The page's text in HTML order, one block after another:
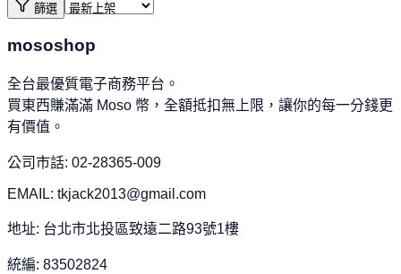
篩選
mososhop
全台最優質電子商務平台。
買東西賺滿滿 Moso 幣，全額抵扣無上限，讓你的每一分錢更
有價值。
公司市話: 02-28365-009
EMAIL: tkjack2013@gmail.com
地址: 台北市北投區致遠二路93號1樓
統編: 83502824